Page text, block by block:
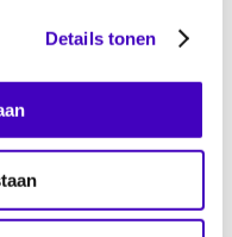
Details tonen
je even aan via